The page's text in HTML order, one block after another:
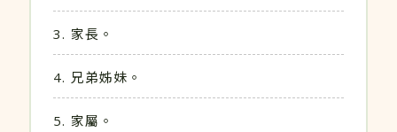
家長。
兄弟姊妹。
家屬。